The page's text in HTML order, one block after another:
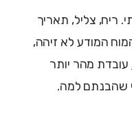
ריח, צליל, תאריך
המודע לא זיהה,
עובדת מהר יותר
שהבנתם למה.